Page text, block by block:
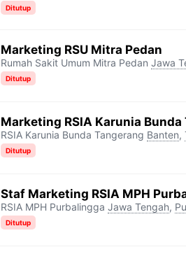
Ditutup
Marketing RSU Mitra Pedan
Rumah Sakit Umum Mitra Pedan Jawa
Ditutup
Marketing RSIA Karunia Bunda
RSIA Karunia Bunda Tangerang Banten,
Ditutup
Staf Marketing RSIA MPH
RSIA MPH Purbalingga Jawa Tengah,
Ditutup